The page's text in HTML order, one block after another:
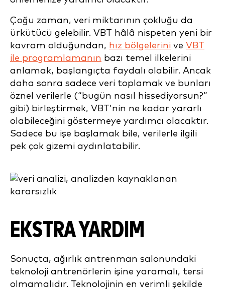
Çoğu zaman, veri miktarının çokluğu da
ürkütücü gelebilir. VBT hâlâ nispeten yeni bir
kavram olduğundan, hız bölgelerini ve VBT
ile programlamanın bazı temel ilkelerini
anlamak, başlangıçta faydalı olabilir. Ancak
daha sonra sadece veri toplamak ve bunları
öznel verilerle (“bugün nasıl hissediyorsun?”
gibi) birleştirmek, VBT’nin ne kadar yararlı
olabileceğini göstermeye yardımcı olacaktır.
Sadece bu işe başlamak bile, verilerle ilgili
pek çok gizemi aydınlatabilir.
EKSTRA YARDIM
Sonuçta, ağırlık antrenman salonundaki
teknoloji antrenörlerin işine yaramalı, tersi
olmamalıdır. Teknolojinin en verimli şekilde